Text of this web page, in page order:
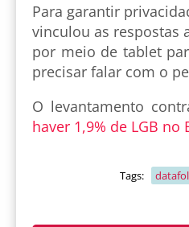
Para garantir
vinculou as respostas
por meio de tablet
precisar falar com o
O levantamento
haver 1,9% de LGB no
Tags: